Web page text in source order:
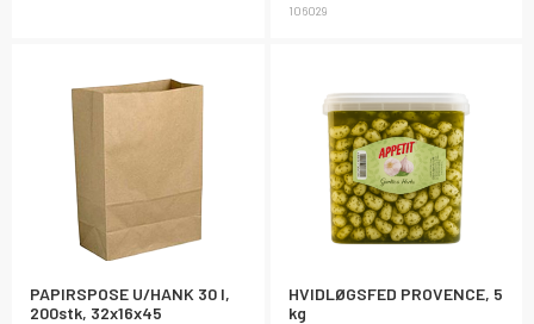
106029
PAPIRSPOSE U/HANK 30 l,
200stk, 32x16x45
HVIDLØGSFED PROVENCE, 5
kg